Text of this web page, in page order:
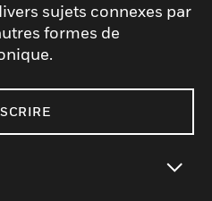
sujets connexes par
formes de